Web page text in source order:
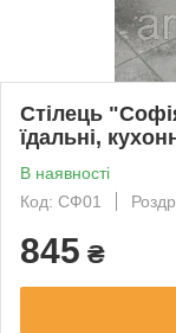
Стілець
їдальні,
В наявності
Код: СФ01
845 ₴